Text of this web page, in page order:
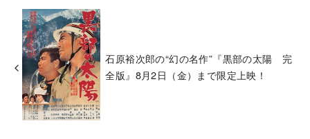
石原裕次郎の“幻の名作”『黒部の太陽 完
全版』8月2日（金）まで限定上映！